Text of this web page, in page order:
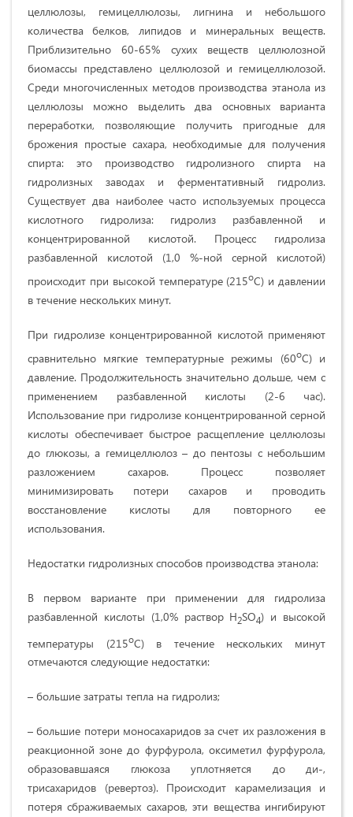
целлюлозы, гемицеллюлозы, лигнина и небольшого
количества белков, липидов и минеральных веществ.
Приблизительно 60-65% сухих веществ целлюлозной
биомассы представлено целлюлозой и гемицеллюлозой.
Среди многочисленных методов производства этанола из
целлюлозы можно выделить два основных варианта
переработки, позволяющие получить пригодные для
брожения простые сахара, необходимые для получения
спирта: это производство гидролизного спирта на
гидролизных заводах и ферментативный гидролиз.
Существует два наиболее часто используемых процесса
кислотного гидролиза: гидролиз разбавленной и
концентрированной кислотой. Процесс гидролиза
разбавленной кислотой (1,0 %-ной серной кислотой)
происходит при высокой температуре (215оС) и давлении
в течение нескольких минут.
При гидролизе концентрированной кислотой применяют
сравнительно мягкие температурные режимы (60оС) и
давление. Продолжительность значительно дольше, чем с
применением разбавленной кислоты (2-6 час).
Использование при гидролизе концентрированной серной
кислоты обеспечивает быстрое расщепление целлюлозы
до глюкозы, а гемицеллюлоз – до пентозы с небольшим
разложением сахаров. Процесс позволяет
минимизировать потери сахаров и проводить
восстановление кислоты для повторного ее
использования.
Недостатки гидролизных способов производства этанола:
В первом варианте при применении для гидролиза
разбавленной кислоты (1,0% раствор H2SO4) и высокой
температуры (215оС) в течение нескольких минут
отмечаются следующие недостатки:
– большие затраты тепла на гидролиз;
– большие потери моносахаридов за счет их разложения в
реакционной зоне до фурфурола, оксиметил фурфурола,
образовавшаяся глюкоза уплотняется до ди-,
трисахаридов (ревертоз). Происходит карамелизация и
потеря сбраживаемых сахаров, эти вещества ингибируют